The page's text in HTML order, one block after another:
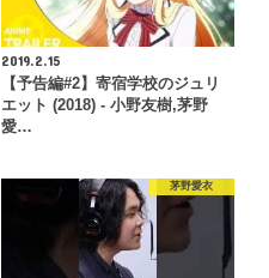
2019.2.15
【予告編#2】寄宿学校のジュリ
エット (2018) - 小野友樹,茅野
愛…
茅野愛衣